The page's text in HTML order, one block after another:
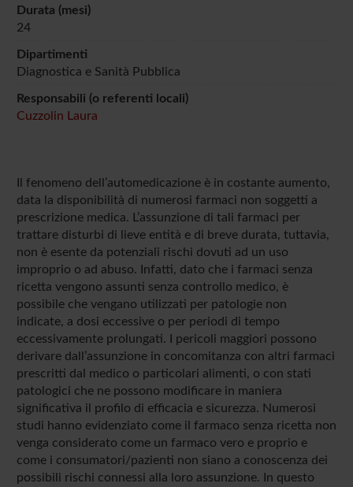
Durata (mesi)
24
Dipartimenti
Diagnostica e Sanità Pubblica
Responsabili (o referenti locali)
Cuzzolin Laura
Il fenomeno dell’automedicazione è in costante aumento,
data la disponibilità di numerosi farmaci non soggetti a
prescrizione medica. L’assunzione di tali farmaci per
trattare disturbi di lieve entità e di breve durata, tuttavia,
non è esente da potenziali rischi dovuti ad un uso
improprio o ad abuso. Infatti, dato che i farmaci senza
ricetta vengono assunti senza controllo medico, è
possibile che vengano utilizzati per patologie non
indicate, a dosi eccessive o per periodi di tempo
eccessivamente prolungati. I pericoli maggiori possono
derivare dall’assunzione in concomitanza con altri farmaci
prescritti dal medico o particolari alimenti, o con stati
patologici che ne possono modificare in maniera
significativa il profilo di efficacia e sicurezza. Numerosi
studi hanno evidenziato come il farmaco senza ricetta non
venga considerato come un farmaco vero e proprio e
come i consumatori/pazienti non siano a conoscenza dei
possibili rischi connessi alla loro assunzione. In questo